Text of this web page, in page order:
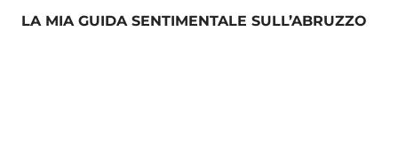
LA MIA GUIDA SENTIMENTALE SULL’ABRUZZO